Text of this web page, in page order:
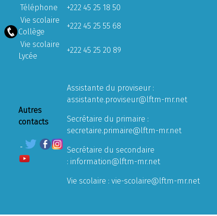
Téléphone
+222 45 25 18 50
Vie scolaire
Collège
+222 45 25 55 68
Vie scolaire
Lycée
+222 45 25 20 89
Autres
contacts
Assistante du proviseur :
assistante.proviseur@lftm-mr.net
Secrétaire du primaire :
secretaire.primaire@lftm-mr.net
Secrétaire du secondaire
: information@lftm-mr.net
Vie scolaire : vie-scolaire@lftm-mr.net